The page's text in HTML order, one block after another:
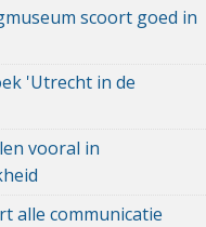
scoort goed in
'Utrecht in de
vooral in
alle communicatie